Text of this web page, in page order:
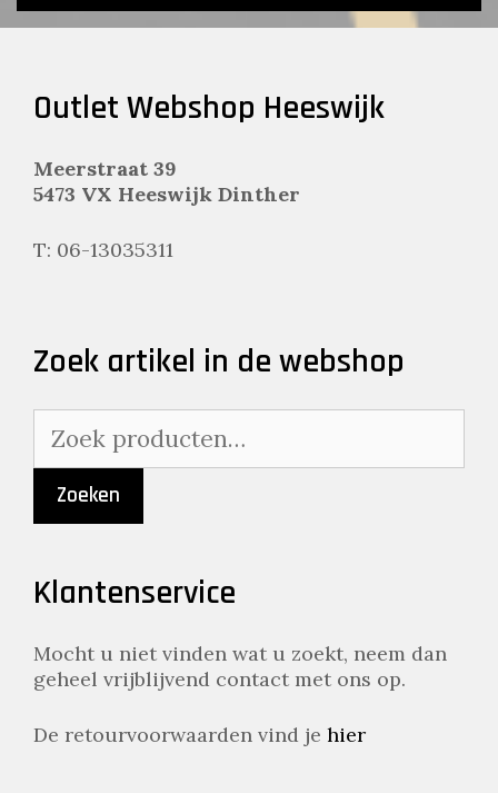
Outlet Webshop Heeswijk
Meerstraat 39
5473 VX Heeswijk Dinther
T: 06-13035311
Zoek artikel in de webshop
naar:
Zoeken
Klantenservice
Mocht u niet vinden wat u zoekt, neem dan
geheel vrijblijvend contact met ons op.
De retourvoorwaarden vind je hier